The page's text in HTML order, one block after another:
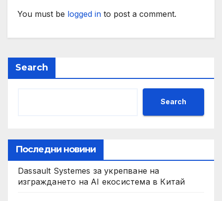
You must be logged in to post a comment.
Search
Search
Последни новини
Dassault Systemes за укрепване на
изграждането на AI екосистема в Китай